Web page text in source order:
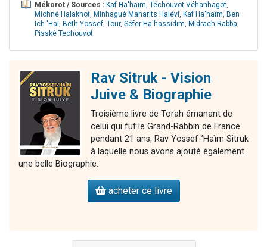
Mékorot / Sources : Kaf Ha'haïm, Téchouvot Véhanhagot,
Michné Halakhot, Minhagué Maharits Halévi, Kaf Ha'haïm, Ben
Ich 'Haï, Beth Yossef, Tour, Séfer Ha'hassidim, Midrach Rabba,
Pisské Techouvot.
Rav Sitruk - Vision
Juive & Biographie
Troisième livre de Torah émanant de
celui qui fut le Grand-Rabbin de France
pendant 21 ans, Rav Yossef-’Haïm Sitruk
à laquelle nous avons ajouté également
une belle Biographie.
acheter ce livre